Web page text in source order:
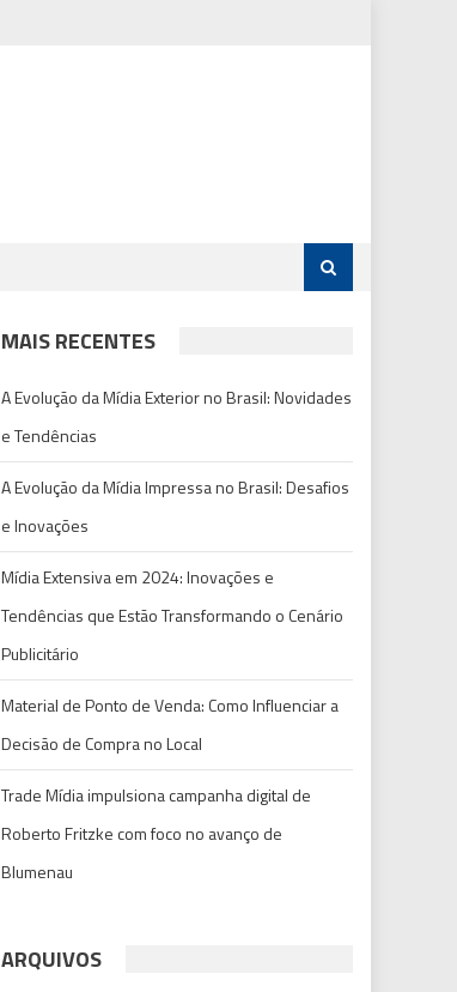
MAIS RECENTES
A Evolução da Mídia Exterior no Brasil: Novidades
e Tendências
A Evolução da Mídia Impressa no Brasil: Desafios
e Inovações
Mídia Extensiva em 2024: Inovações e
Tendências que Estão Transformando o Cenário
Publicitário
Material de Ponto de Venda: Como Influenciar a
Decisão de Compra no Local
Trade Mídia impulsiona campanha digital de
Roberto Fritzke com foco no avanço de
Blumenau
ARQUIVOS